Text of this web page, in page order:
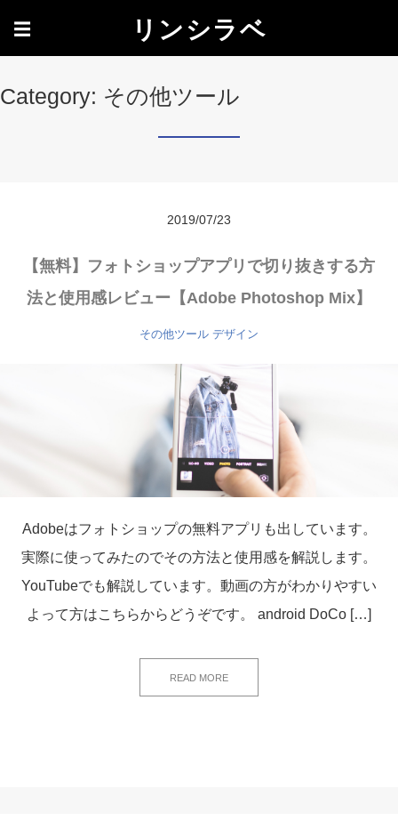
☰ リンシラベ
Category: その他ツール
2019/07/23
【無料】フォトショップアプリで切り抜きする方
法と使用感レビュー【Adobe Photoshop Mix】
その他ツール デザイン
Adobeはフォトショップの無料アプリも出しています。
実際に使ってみたのでその方法と使用感を解説します。
YouTubeでも解説しています。動画の方がわかりやすい
よって方はこちらからどうぞです。 android DoCo […]
READ MORE